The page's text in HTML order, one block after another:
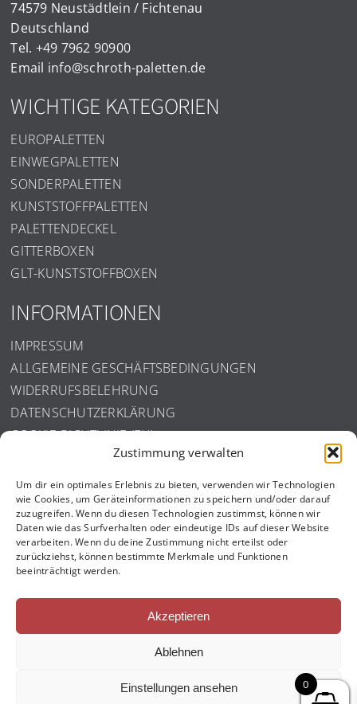
Zustimmung verwalten
Um dir ein optimales Erlebnis zu bieten, verwenden wir Technologien
wie Cookies, um Geräteinformationen zu speichern und/oder darauf
zuzugreifen. Wenn du diesen Technologien zustimmst, können wir
Daten wie das Surfverhalten oder eindeutige IDs auf dieser Website
verarbeiten. Wenn du deine Zustimmung nicht erteilst oder
zurückziehst, können bestimmte Merkmale und Funktionen
beeinträchtigt werden.
Akzeptieren
Ablehnen
Einstellungen ansehen
74579 Neustädtlein / Fichtenau
Deutschland
Tel. +49 7962 90900
Email info@schroth-paletten.de
WICHTIGE KATEGORIEN
EUROPALETTEN
EINWEGPALETTEN
SONDERPALETTEN
KUNSTSTOFFPALETTEN
PALETTENDECKEL
GITTERBOXEN
GLT-KUNSTSTOFFBOXEN
INFORMATIONEN
IMPRESSUM
ALLGEMEINE GESCHÄFTSBEDINGUNGEN
WIDERRUFSBELEHRUNG
DATENSCHUTZERKLÄRUNG
COOKIE-RICHTLINIE (EU)
ISO ZERTIFIZIERUNG
0